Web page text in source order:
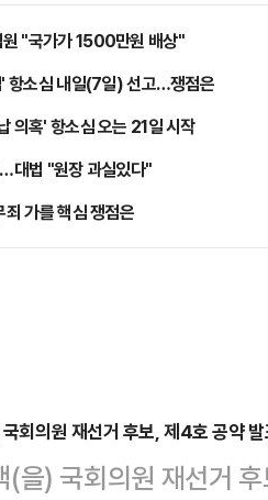
"국가가 1500만원 배상"
항소심 내일(7일) 선고…쟁점은
의혹' 항소심 오는 21일 시작
대법 "원장 과실있다"
가를 핵심 쟁점은
회의원 재선거 후보, 제4호 공약
(을) 국회의원 재선거